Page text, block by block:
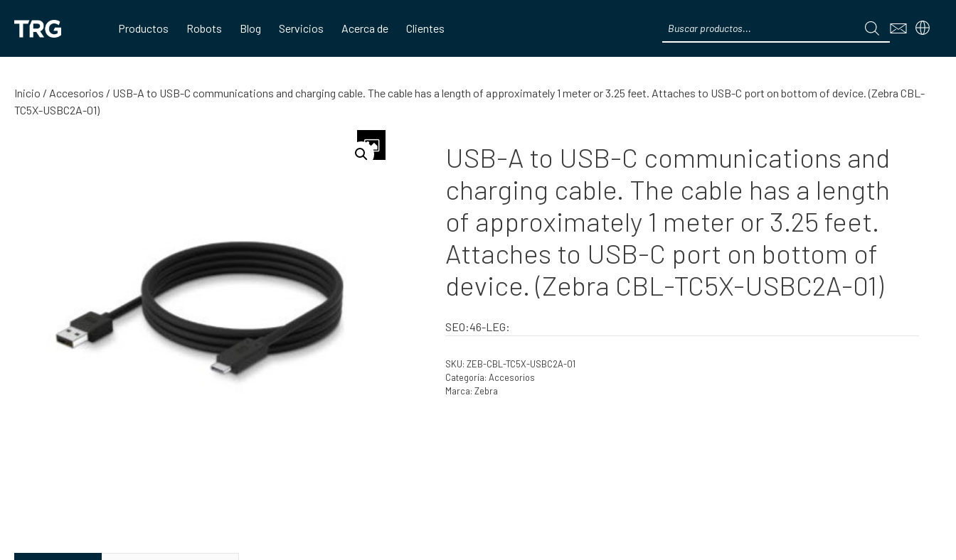
contenido
Productos Robots Blog Servicios Acerca de Clientes
search
Inicio / Accesorios / USB-A to USB-C communications and charging cable. The cable has a length of approximately 1 meter or 3.25 feet. Attaches to USB-C port on bottom of device. (Zebra CBL-
TC5X-USBC2A-01)
USB-A to USB-C communications and
charging cable. The cable has a length
of approximately 1 meter or 3.25 feet.
Attaches to USB-C port on bottom of
device. (Zebra CBL-TC5X-USBC2A-01)
SEO:46-LEG:
SKU: ZEB-CBL-TC5X-USBC2A-01
Categoría: Accesorios
Marca: Zebra